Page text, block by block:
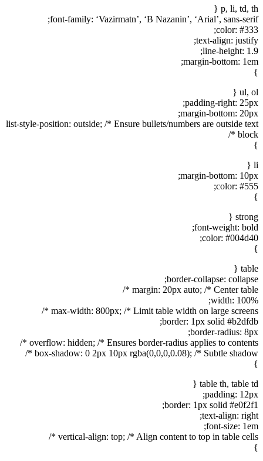
p, li, td, th {
font-family: ‘Vazirmatn’, ‘B Nazanin’, ‘Arial’, sans-serif;
color: #333;
text-align: justify;
line-height: 1.9;
margin-bottom: 1em;
}
ul, ol {
padding-right: 25px;
margin-bottom: 20px;
list-style-position: outside; /* Ensure bullets/numbers are outside text
block */
}
li {
margin-bottom: 10px;
color: #555;
}
strong {
font-weight: bold;
color: #004d40;
}
table {
border-collapse: collapse;
margin: 20px auto; /* Center table */
width: 100%;
max-width: 800px; /* Limit table width on large screens */
border: 1px solid #b2dfdb;
border-radius: 8px;
overflow: hidden; /* Ensures border-radius applies to contents */
box-shadow: 0 2px 10px rgba(0,0,0,0.08); /* Subtle shadow */
}
table th, table td {
padding: 12px;
border: 1px solid #e0f2f1;
text-align: right;
font-size: 1em;
vertical-align: top; /* Align content to top in table cells */
}